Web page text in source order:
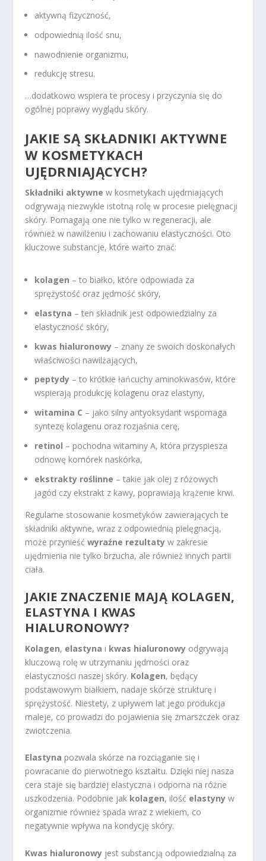
aktywną fizyczność,
odpowiednią ilość snu,
nawodnienie organizmu,
redukcję stresu.
…dodatkowo wspiera te procesy i przyczynia się do
ogólnej poprawy wyglądu skóry.
JAKIE SĄ SKŁADNIKI AKTYWNE
W KOSMETYKACH
UJĘDRNIAJĄCYCH?
Składniki aktywne w kosmetykach ujędrniających
odgrywają niezwykle istotną rolę w procesie pielęgnacji
skóry. Pomagają one nie tylko w regeneracji, ale
również w nawilżeniu i zachowaniu elastyczności. Oto
kluczowe substancje, które warto znać:
kolagen – to białko, które odpowiada za
sprężystość oraz jędrność skóry,
elastyna – ten składnik jest odpowiedzialny za
elastyczność skóry,
kwas hialuronowy – znany ze swoich doskonałych
właściwości nawilżających,
peptydy – to krótkie łańcuchy aminokwasów, które
wspierają produkcję kolagenu oraz elastyny,
witamina C – jako silny antyoksydant wspomaga
syntezę kolagenu oraz rozjaśnia cerę,
retinol – pochodna witaminy A, która przyspiesza
odnowę komórek naskórka,
ekstrakty roślinne – takie jak olej z różowych
jagód czy ekstrakt z kawy, poprawiają krążenie krwi.
Regularne stosowanie kosmetyków zawierających te
składniki aktywne, wraz z odpowiednią pielęgnacją,
może przynieśćwyraźne rezultaty w zakresie
ujędrnienia nie tylko brzucha, ale również innych partii
ciała.
JAKIE ZNACZENIE MAJĄ KOLAGEN,
ELASTYNA I KWAS
HIALURONOWY?
Kolagen, elastyna i kwas hialuronowy odgrywają
kluczową rolę w utrzymaniu jędrności oraz
elastyczności naszej skóry. Kolagen, będący
podstawowym białkiem, nadaje skórze strukturę i
sprężystość. Niestety, z upływem lat jego produkcja
maleje, co prowadzi do pojawienia się zmarszczek oraz
zwiotczenia.
Elastyna pozwala skórze na rozciąganie się i
powracanie do pierwotnego kształtu. Dzięki niej nasza
cera staje się bardziej elastyczna i odporna na różne
uszkodzenia. Podobnie jak kolagen, ilość elastyny w
organizmie również spada wraz z wiekiem, co
negatywnie wpływa na kondycję skóry.
Kwas hialuronowy jest substancją odpowiedzialną za